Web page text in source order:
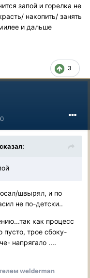
запой и горелка не
накопить/ занять
и дальше
3
швырял, и по
не по-детски..
как процесс
пусто, трое сбоку-
напрягало ....
welderman